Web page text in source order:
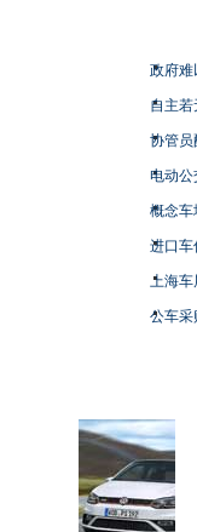
政府难
自主
协管员
电动
概念车
进口车
上海
公车采